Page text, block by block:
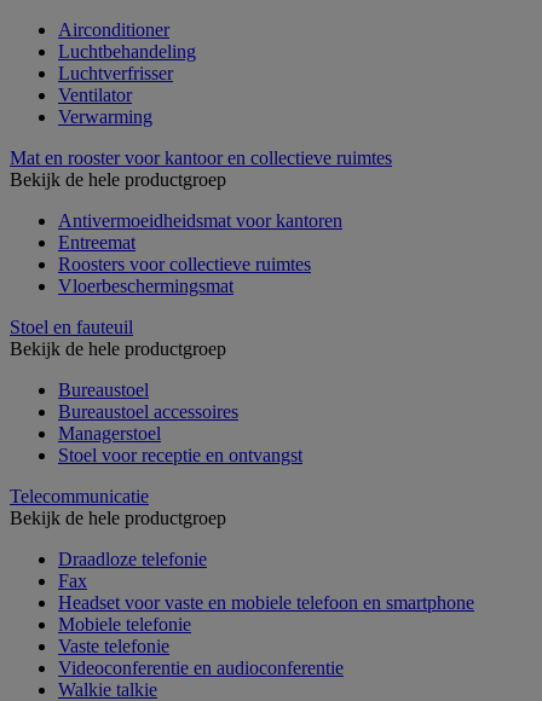
Airconditioner
Luchtbehandeling
Luchtverfrisser
Ventilator
Verwarming
Mat en rooster voor kantoor en collectieve ruimtes
Bekijk de hele productgroep
Antivermoeidheidsmat voor kantoren
Entreemat
Roosters voor collectieve ruimtes
Vloerbeschermingsmat
Stoel en fauteuil
Bekijk de hele productgroep
Bureaustoel
Bureaustoel accessoires
Managerstoel
Stoel voor receptie en ontvangst
Telecommunicatie
Bekijk de hele productgroep
Draadloze telefonie
Fax
Headset voor vaste en mobiele telefoon en smartphone
Mobiele telefonie
Vaste telefonie
Videoconferentie en audioconferentie
Walkie talkie